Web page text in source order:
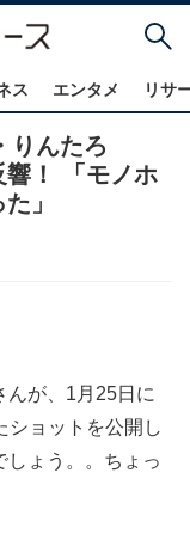
ス エンタメ リサ
りんたろ
！ 「モノホ
」
んが、1月25日に
ショットを公開し
しょう。。ちょっ